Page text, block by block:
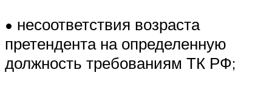
• несоответствия возраста
претендента на определенную
должность требованиям ТК РФ;